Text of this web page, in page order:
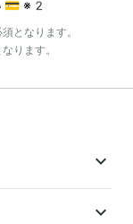
💳 ※2
となります。
ります。